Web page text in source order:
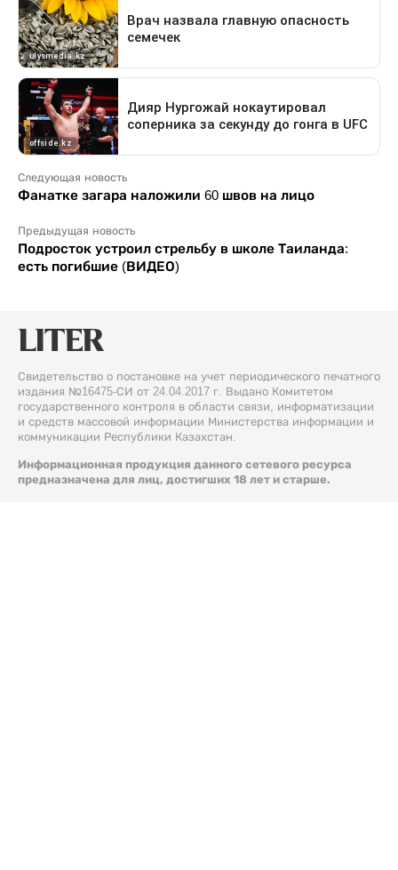
Следующая новость
Фанатке загара наложили 60 швов на лицо
Предыдущая новость
Подросток устроил стрельбу в школе Таиланда:
есть погибшие (ВИДЕО)
Свидетельство о постановке на учет периодического печатного
издания №16475-СИ от 24.04.2017 г. Выдано Комитетом
государственного контроля в области связи, информатизации
и средств массовой информации Министерства информации и
коммуникации Республики Казахстан.
Информационная продукция данного сетевого ресурса
предназначена для лиц, достигших 18 лет и старше.